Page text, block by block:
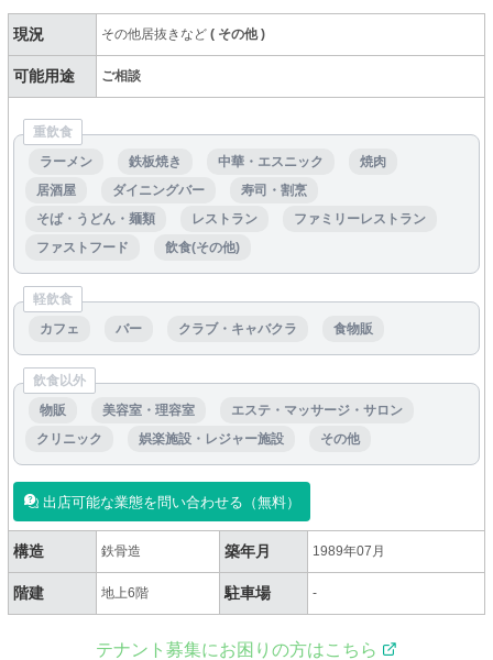
現況 その他居抜きなど( その他)
可能用途 ご相談
重飲食
ラーメン
鉄板焼き 中華・エスニック
焼肉
居酒屋
ダイニングバー
寿司・割烹
そば・うどん・麺類
レストラン
ファミリーレストラン
ファストフード
飲食(その他)
軽飲食
カフェ
バー クラブ・キャバクラ 食物販
飲食以外
物販
美容室・理容室
エステ・マッサージ・サロン
クリニック
娯楽施設・レジャー施設 その他
出店可能な業態を問い合わせる（無料）
構造 鉄骨造 築年月 1989年07月
階建 地上6階 駐車場 -
テナント募集にお困りの方はこちら